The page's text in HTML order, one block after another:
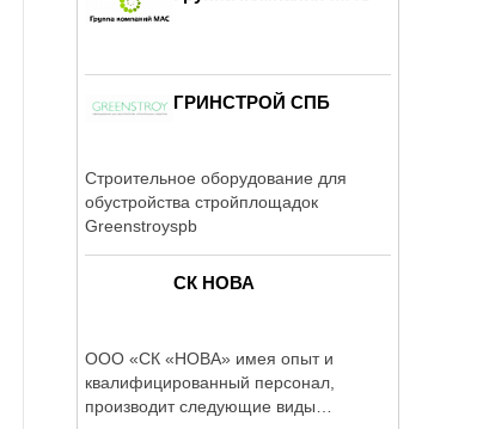
ГРИНСТРОЙ СПБ
Строительное оборудование для
обустройства стройплощадок
Greenstroyspb
СК НОВА
ООО «СК «НОВА» имея опыт и
квалифицированный персонал,
производит следующие виды